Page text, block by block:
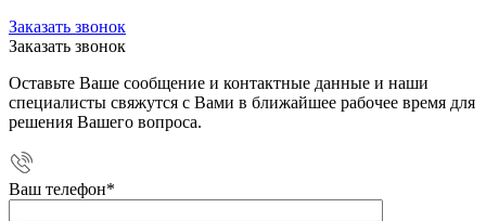
Заказать звонок
Заказать звонок
Оставьте Ваше сообщение и контактные данные и наши
специалисты свяжутся с Вами в ближайшее рабочее время для
решения Вашего вопроса.
Ваш телефон*